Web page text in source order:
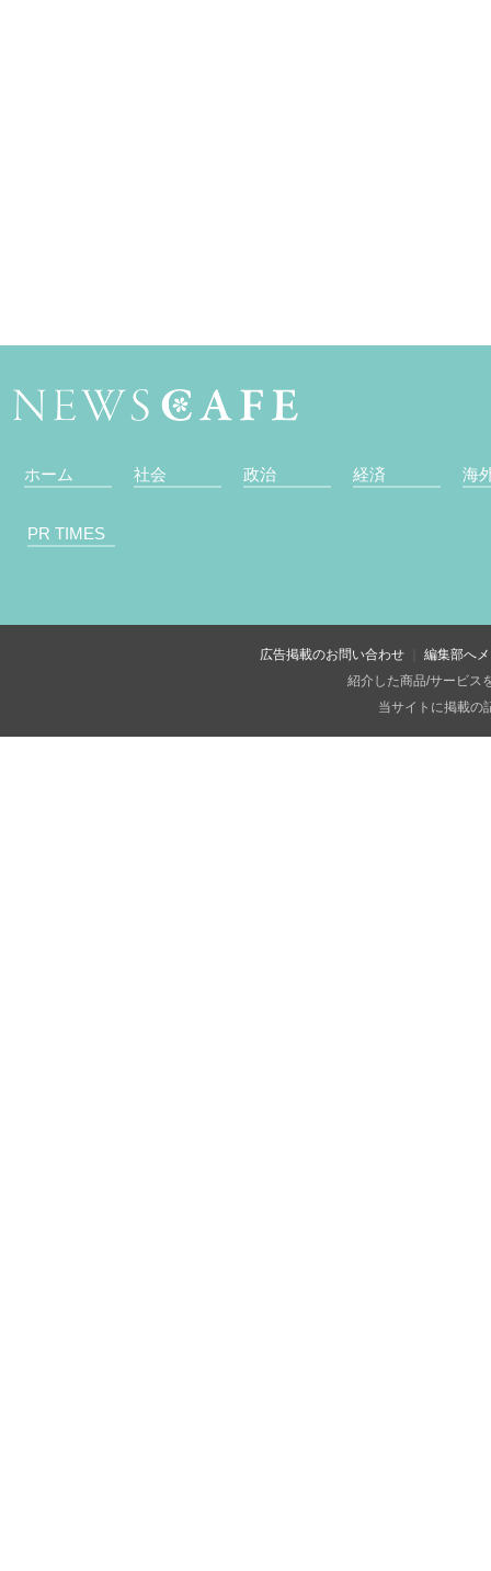
ホーム 社会 政治 経済 海
PR TIMES
広告掲載のお問い合わせ
編集部へ
紹介した商品/サービス
当サイトに掲載の